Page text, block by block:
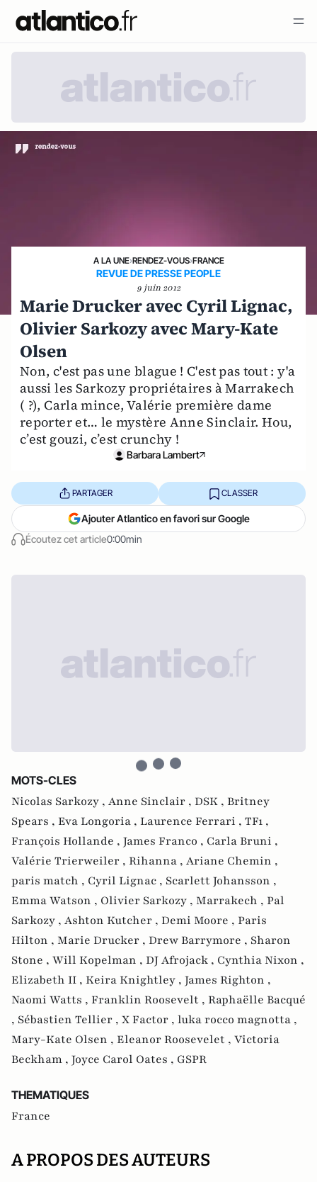
A LA UNE›RENDEZ-VOUS›FRANCE
REVUE DE PRESSE PEOPLE
9 juin 2012
Marie Drucker avec Cyril Lignac,
Olivier Sarkozy avec Mary-Kate
Olsen
Non, c'est pas une blague ! C'est pas tout : y'a
aussi les Sarkozy propriétaires à Marrakech
( ?), Carla mince, Valérie première dame
reporter et… le mystère Anne Sinclair. Hou,
c’est gouzi, c’est crunchy !
Barbara Lambert
Écoutez cet article0:00min
PARTAGER CLASSER
Ajouter Atlantico en favori sur Google
MOTS-CLES
Nicolas Sarkozy , Anne Sinclair , DSK , Britney
Spears , Eva Longoria , Laurence Ferrari , TF1 ,
François Hollande , James Franco , Carla Bruni ,
Valérie Trierweiler , Rihanna , Ariane Chemin ,
paris match , Cyril Lignac , Scarlett Johansson ,
Emma Watson , Olivier Sarkozy , Marrakech , Pal
Sarkozy , Ashton Kutcher , Demi Moore , Paris
Hilton , Marie Drucker , Drew Barrymore , Sharon
Stone , Will Kopelman , DJ Afrojack , Cynthia Nixon ,
Elizabeth II , Keira Knightley , James Righton ,
Naomi Watts , Franklin Roosevelt , Raphaëlle Bacqué
, Sébastien Tellier , X Factor , luka rocco magnotta ,
Mary-Kate Olsen , Eleanor Roosevelet , Victoria
Beckham , Joyce Carol Oates , GSPR
THEMATIQUES
France
A PROPOS DES AUTEURS